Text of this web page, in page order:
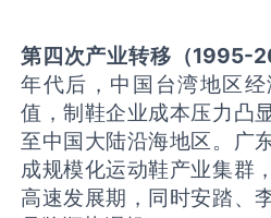
第四次产业转移（1995-
年代后，中国台湾地区
值，制鞋企业成本压力凸
至中国大陆沿海地区。广
成规模化运动鞋产业集群
高速发展期，同时安踏、